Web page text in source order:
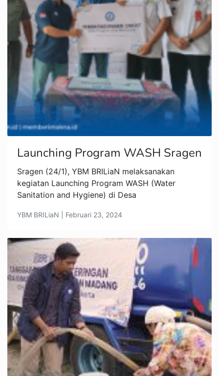
Launching Program WASH Sragen
Sragen (24/1), YBM BRILiaN melaksanakan
kegiatan Launching Program WASH (Water
Sanitation and Hygiene) di Desa
YBM BRILiaN | Februari 23, 2024